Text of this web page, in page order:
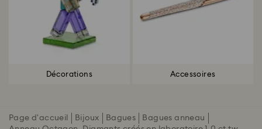
Décorations Accessoires
Page d'accueil Bijoux Bagues
Bagues anneau